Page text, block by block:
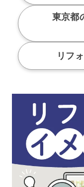
東京都
リフ